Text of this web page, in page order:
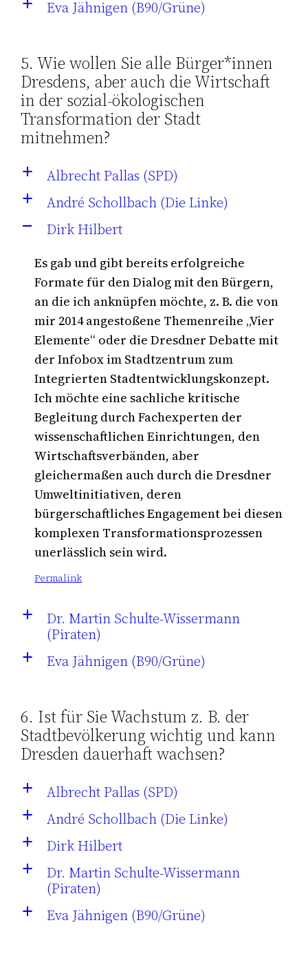
a Eva Jähnigen (B90/Grüne)
5. Wie wollen Sie alle Bürger*innen
Dresdens, aber auch die Wirtschaft
in der sozial-ökologischen
Transformation der Stadt
mitnehmen?
a Albrecht Pallas (SPD)
a André Schollbach (Die Linke)
A Dirk Hilbert
Es gab und gibt bereits erfolgreiche
Formate für den Dialog mit den Bürgern,
an die ich anknüpfen möchte, z. B. die von
mir 2014 angestoßene Themenreihe „Vier
Elemente“ oder die Dresdner Debatte mit
der Infobox im Stadtzentrum zum
Integrierten Stadtentwicklungskonzept.
Ich möchte eine sachliche kritische
Begleitung durch Fachexperten der
wissenschaftlichen Einrichtungen, den
Wirtschaftsverbänden, aber
gleichermaßen auch durch die Dresdner
Umweltinitiativen, deren
bürgerschaftliches Engagement bei diesen
komplexen Transformationsprozessen
unerlässlich sein wird.
Permalink
a
Dr. Martin Schulte-Wissermann
(Piraten)
a Eva Jähnigen (B90/Grüne)
6. Ist für Sie Wachstum z. B. der
Stadtbevölkerung wichtig und kann
Dresden dauerhaft wachsen?
a Albrecht Pallas (SPD)
a André Schollbach (Die Linke)
a Dirk Hilbert
a
Dr. Martin Schulte-Wissermann
(Piraten)
a Eva Jähnigen (B90/Grüne)